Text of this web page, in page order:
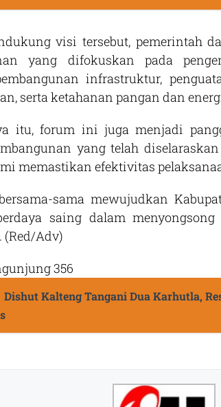
visi tersebut, pemerintah
yang difokuskan pada
infrastruktur,
serta ketahanan pangan dan
itu, forum ini juga menjadi
yang telah
memastikan efektivitas
sama mewujudkan
saing dalam menyongsong
Adv)
356
Dishut Kalteng Tangani Dua Karhutla,